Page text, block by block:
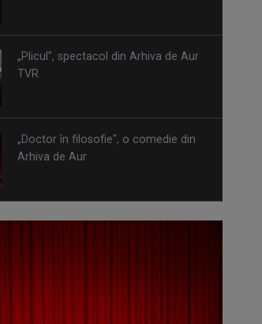
„Plicul”, spectacol din Arhiva de Aur
TVR
„Doctor în filosofie", o comedie din
Arhiva de Aur
Omagiu adus regizorului Timotei